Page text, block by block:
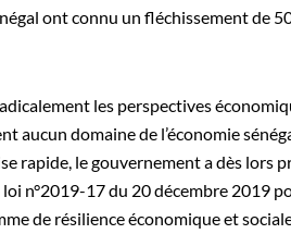
ont connu un fléchissement de
les perspectives
aucun domaine de l’économie
rapide, le gouvernement a dès lors
n°2019-17 du 20 décembre 2019
de résilience économique et